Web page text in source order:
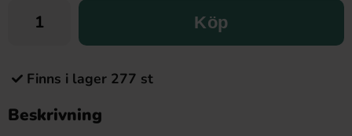
Köp
Finns i lager 277 st
Beskrivning